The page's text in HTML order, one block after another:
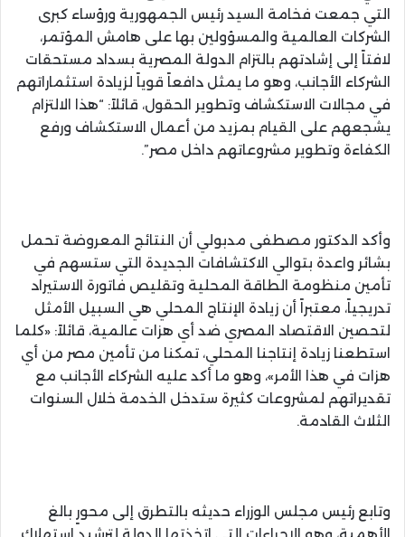
التي جمعت فخامة السيد رئيس الجمهورية ورؤساء كبرى
الشركات العالمية والمسؤولين بها على هامش المؤتمر،
لافتاً إلى إشادتهم بالتزام الدولة المصرية بسداد مستحقات
الشركاء الأجانب، وهو ما يمثل دافعاً قوياً لزيادة استثماراتهم
في مجالات الاستكشاف وتطوير الحقول، قائلاً: “هذا الالتزام
يشجعهم على القيام بمزيد من أعمال الاستكشاف ورفع
الكفاءة وتطوير مشروعاتهم داخل مصر”.
وأكد الدكتور مصطفى مدبولي أن النتائج المعروضة تحمل
بشائر واعدة بتوالي الاكتشافات الجديدة التي ستسهم في
تأمين منظومة الطاقة المحلية وتقليص فاتورة الاستيراد
تدريجياً، معتبراً أن زيادة الإنتاج المحلي هي السبيل الأمثل
لتحصين الاقتصاد المصري ضد أي هزات عالمية، قائلاً: «كلما
استطعنا زيادة إنتاجنا المحلي، تمكنا من تأمين مصر من أي
هزات في هذا الأمر»، وهو ما أكد عليه الشركاء الأجانب مع
تقديراتهم لمشروعات كثيرة ستدخل الخدمة خلال السنوات
الثلاث القادمة.
وتابع رئيس مجلس الوزراء حديثه بالتطرق إلى محورٍ بالغ
الأهمية، وهو الإجراءات التي اتخذتها الدولة لترشيد استهلاك